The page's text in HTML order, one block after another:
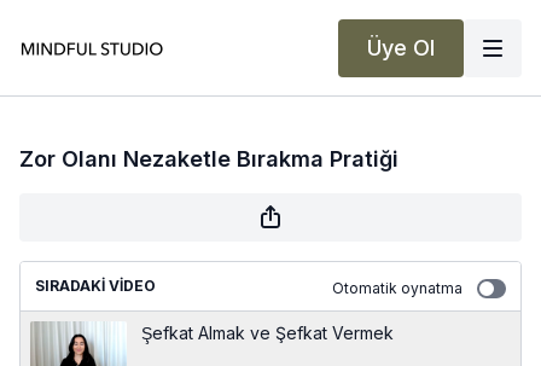
Üye Ol
Zor Olanı Nezaketle Bırakma Pratiği
SIRADAKI VIDEO Otomatik oynatma
Şefkat Almak ve Şefkat Vermek